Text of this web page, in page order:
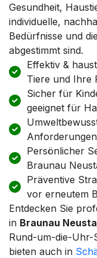
Gesundheit,
individuelle,
Bedürfnisse und
abgestimmt sind.
Effektiv &
Tiere und Ihre
Sicher für
geeignet für
Persönlicher
Braunau
Präventive
vor erneutem
Entdecken Sie
in Braunau
Rund-um-die-Uhr-
bieten auch in